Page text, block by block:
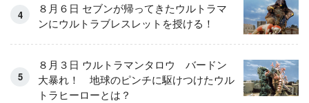
８月６日 セブンが帰ってきたウルトラマ
ンにウルトラブレスレットを授ける！
８月３日 ウルトラマンタロウ バードン
大暴れ！ 地球のピンチに駆けつけたウル
トラヒーローとは？